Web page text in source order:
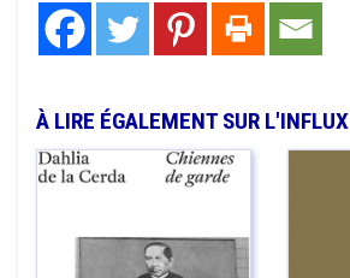
À LIRE ÉGALEMENT SUR L'INFLUX